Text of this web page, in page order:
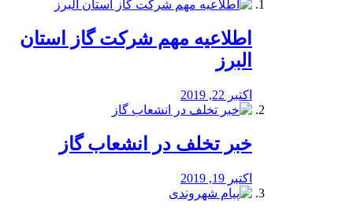
️اطلاعیه مهم شرکت گاز استان
البرز
اکتبر 22, 2019
خبر تخلف در انشعاب گاز
اکتبر 19, 2019